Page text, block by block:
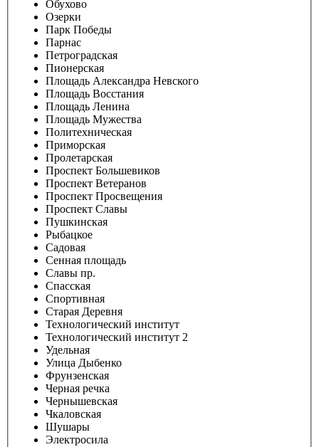
Обухово
Озерки
Парк Победы
Парнас
Петроградская
Пионерская
Площадь Александра Невского
Площадь Восстания
Площадь Ленина
Площадь Мужества
Политехническая
Приморская
Пролетарская
Проспект Большевиков
Проспект Ветеранов
Проспект Просвещения
Проспект Славы
Пушкинская
Рыбацкое
Садовая
Сенная площадь
Славы пр.
Спасская
Спортивная
Старая Деревня
Технологический институт
Технологический институт 2
Удельная
Улица Дыбенко
Фрунзенская
Черная речка
Чернышевская
Чкаловская
Шушары
Электросила